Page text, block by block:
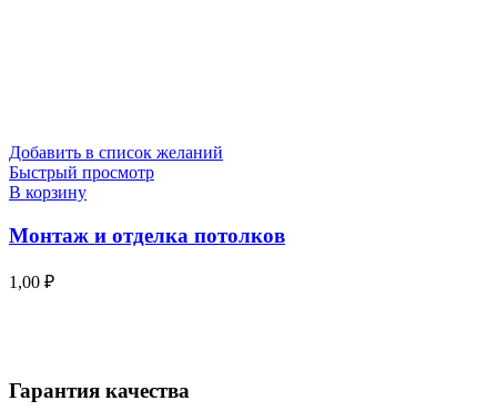
Добавить в список желаний
Быстрый просмотр
В корзину
Монтаж и отделка потолков
1,00 ₽
Гарантия качества